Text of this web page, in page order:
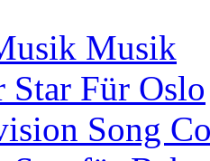
Musik
Star Für Oslo
Song